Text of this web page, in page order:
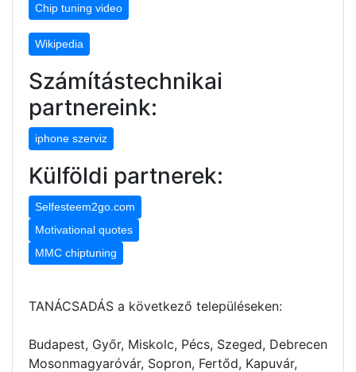
Chip tuning video
Wikipedia
Számítástechnikai
partnereink:
iphone szerviz
Külföldi partnerek:
Selfesteem2go.com
Motivational quotes
MMC chiptuning
TANÁCSADÁS a következő településeken:
Budapest, Győr, Miskolc, Pécs, Szeged, Debrecen
Mosonmagyaróvár, Sopron, Fertőd, Kapuvár,